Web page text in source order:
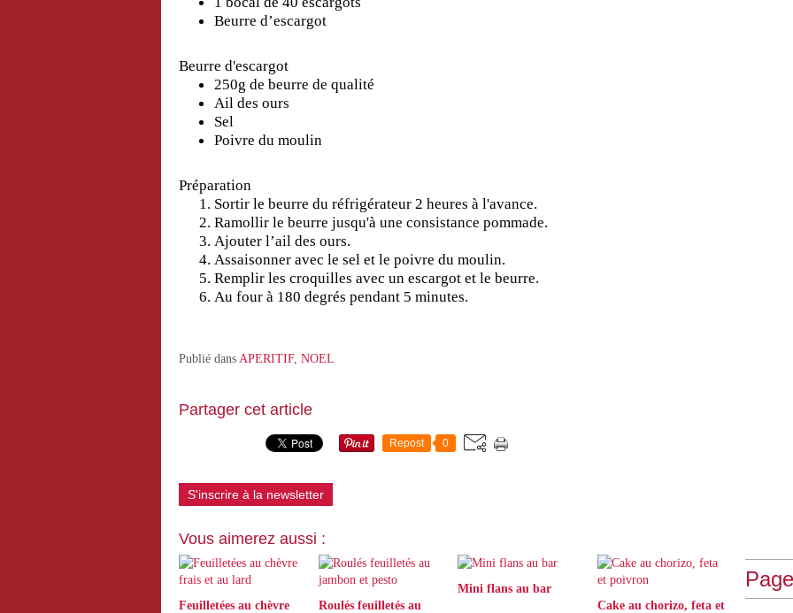
Beurre d’escargot
Beurre d'escargot
250g de beurre de qualité
Ail des ours
Sel
Poivre du moulin
Préparation
Sortir le beurre du réfrigérateur 2 heures à l'avance.
Ramollir le beurre jusqu'à une consistance pommade.
Ajouter l’ail des ours.
Assaisonner avec le sel et le poivre du moulin.
Remplir les croquilles avec un escargot et le beurre.
Au four à 180 degrés pendant 5 minutes.
Publié dans APERITIF, NOEL
Partager cet article
Repost 0
S'inscrire à la newsletter
Vous aimerez aussi :
Feuilletées au chèvre
Roulés feuilletés au
Mini flans au bar
Cake au chorizo, feta et